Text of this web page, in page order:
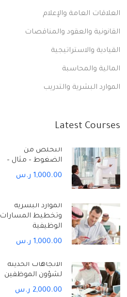
العلاقات العامة والإعلام
القانونية والعقود والمناقصات
القيادية والاستراتيجية
المالية والمحاسبة
الموارد البشرية والتدريب
Latest Courses
التخلص من
الضغوط – مثال –
1,000.00 ر.س
الموارد البشرية
وتخطيط المسارات
الوظيفية
1,000.00 ر.س
الاتجاهات الحديثة
لشؤون الموظفين
2,000.00 ر.س